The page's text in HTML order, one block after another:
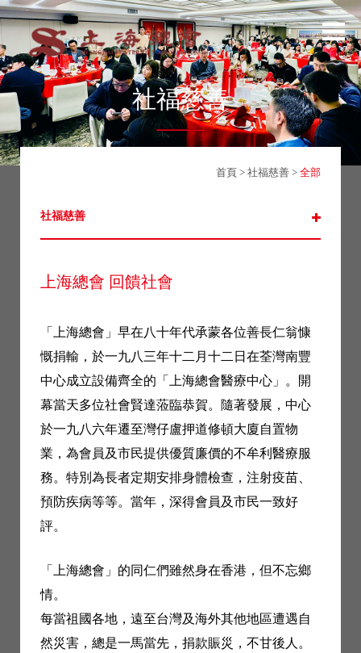
社福慈善
首頁 > 社福慈善 > 全部
社福慈善
上海總會 回饋社會
「上海總會」早在八十年代承蒙各位善長仁翁慷
慨捐輸，於一九八三年十二月十二日在荃灣南豐
中心成立設備齊全的「上海總會醫療中心」。開
幕當天多位社會賢達蒞臨恭賀。隨著發展，中心
於一九八六年遷至灣仔盧押道修頓大廈自置物
業，為會員及市民提供優質廉價的不牟利醫療服
務。特別為長者定期安排身體檢查，注射疫苗、
預防疾病等等。當年，深得會員及市民一致好
評。
「上海總會」的同仁們雖然身在香港，但不忘鄉
情。
每當祖國各地，遠至台灣及海外其他地區遭遇自
然災害，總是一馬當先，捐款賑災，不甘後人。